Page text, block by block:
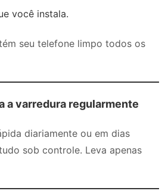
você instala.
seu telefone limpo todos os
a varredura regularmente
diariamente ou em dias
sob controle. Leva apenas